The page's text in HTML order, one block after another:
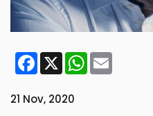
Facebook
X WhatsApp
Email
21 Nov, 2020